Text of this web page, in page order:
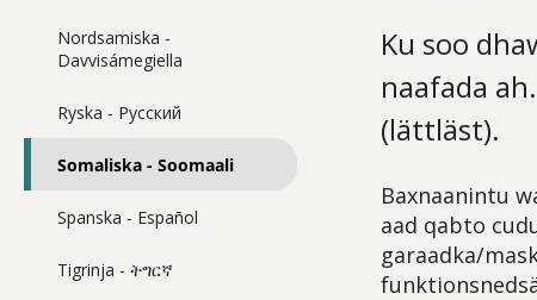
Nordsamiska -
Davvisámegiella
Ryska - Pусский
Somaliska - Soomaali
Spanska - Español
Tigrinja - ትግርኛ
Ku soo
naafada
(lättläst).
Baxnaanintu
aad qabto
garaadka/